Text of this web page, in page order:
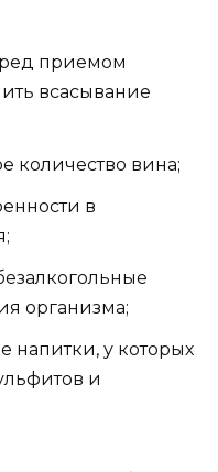
приемом
всасывание
количество вина;
в
организма;
напитки, у которых
и